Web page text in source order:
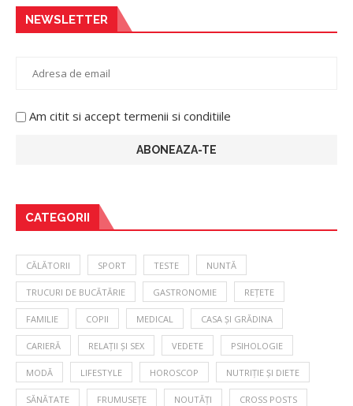
NEWSLETTER
Am citit si accept termenii si conditiile
CATEGORII
CĂLĂTORII SPORT TESTE NUNTĂ
TRUCURI DE BUCĂTĂRIE GASTRONOMIE REȚETE
FAMILIE COPII MEDICAL CASA ȘI GRĂDINA
CARIERĂ RELAȚII ȘI SEX VEDETE PSIHOLOGIE
MODĂ LIFESTYLE HOROSCOP NUTRIȚIE ȘI DIETE
SĂNĂTATE FRUMUSEȚE NOUTĂȚI CROSS POSTS